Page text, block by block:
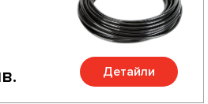
Детайли